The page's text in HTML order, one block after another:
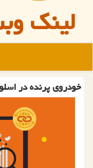
لینک
خودروی پرنده در